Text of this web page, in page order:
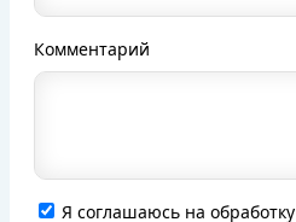
Комментарий
Я соглашаюсь на